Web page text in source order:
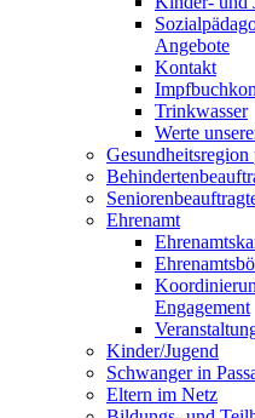
Angebote
Kontakt
Trinkwasser
Werte
Gesundheitsregion
Ehrenamt
Engagement
Kinder/Jugend
Schwanger in
Eltern im Netz